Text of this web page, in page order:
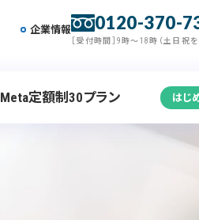
企業情報 0120-370-
［受付時間］9時～18時（土日祝を
Meta定額制30プラン はじ